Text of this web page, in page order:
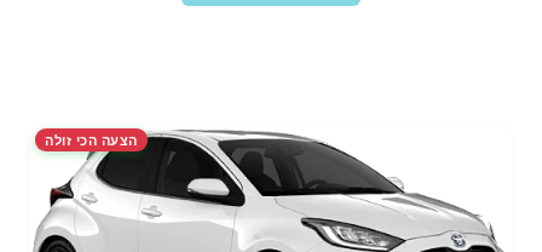
הצעה הכי זולה